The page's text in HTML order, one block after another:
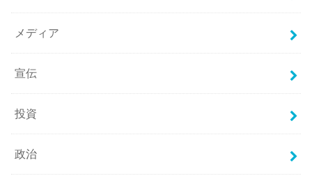
メディア
宣伝
投資
政治